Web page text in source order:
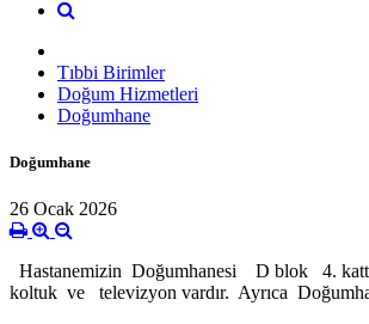
Tıbbi Birimler
Doğum Hizmetleri
Doğumhane
Doğumhane
26 Ocak 2026
Hastanemizin Doğumhanesi D blok 4.
koltuk ve televizyon vardır. Ayrıca